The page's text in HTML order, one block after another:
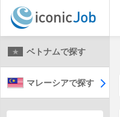
ベトナムで探す
マレーシアで探す